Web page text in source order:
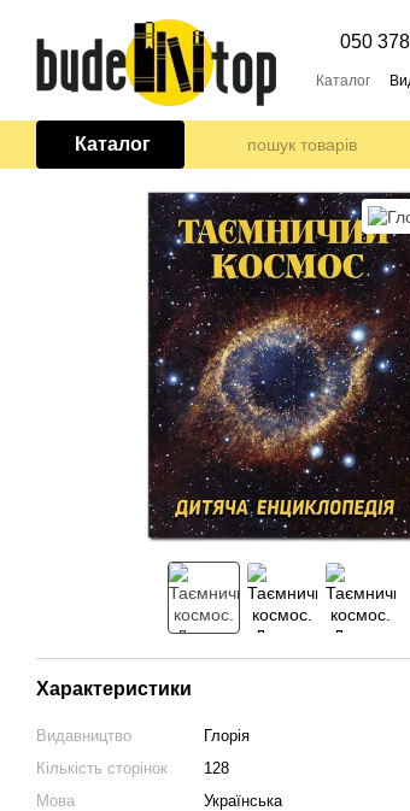
Перейти до основного контенту
050
Каталог
Каталог
Характеристики
Видавництво
Глорія
Кількість сторінок
128
Мова
Українська